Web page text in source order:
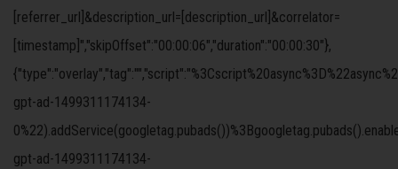
[referrer_url]&description_url=[description_url]&correlator=
[timestamp]","skipOffset":"00:00:06","duration":"00:00:30"},
gpt-ad-1499311174134-
gpt-ad-1499311174134-